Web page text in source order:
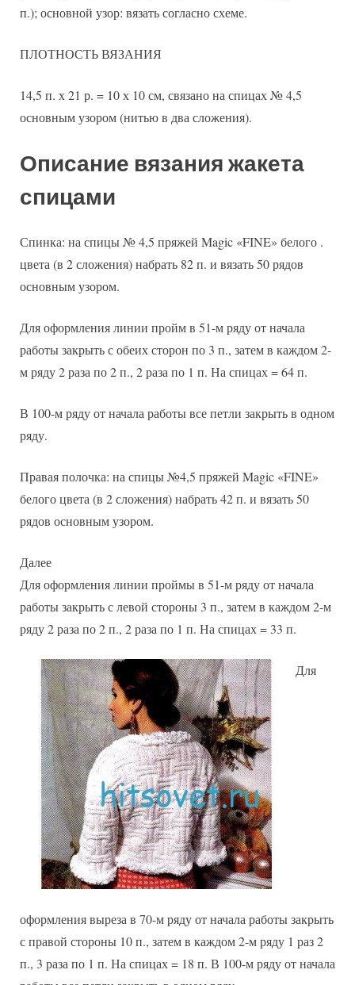
п.); основной узор: вязать согласно схеме.
ПЛОТНОСТЬ ВЯЗАНИЯ
14,5 п. х 21 р. = 10 х 10 см, связано на спицах № 4,5
основным узором (нитью в два сложения).
Описание вязания жакета
спицами
Спинка: на спицы № 4,5 пряжей Magic «FINE» белого .
цвета (в 2 сложения) набрать 82 п. и вязать 50 рядов
основным узором.
Для оформления линии пройм в 51-м ряду от начала
работы закрыть с обеих сторон по 3 п., затем в каждом 2-
м ряду 2 раза по 2 п., 2 раза по 1 п. На спицах = 64 п.
В 100-м ряду от начала работы все петли закрыть в одном
ряду.
Правая полочка: на спицы №4,5 пряжей Magic «FINE»
белого цвета (в 2 сложения) набрать 42 п. и вязать 50
рядов основным узором.
Далее
Для оформления линии проймы в 51-м ряду от начала
работы закрыть с левой стороны 3 п., затем в каждом 2-м
ряду 2 раза по 2 п., 2 раза по 1 п. На спицах = 33 п.
Для
оформления выреза в 70-м ряду от начала работы закрыть
с правой стороны 10 п., затем в каждом 2-м ряду 1 раз 2
п., 3 раза по 1 п. На спицах = 18 п. В 100-м ряду от начала